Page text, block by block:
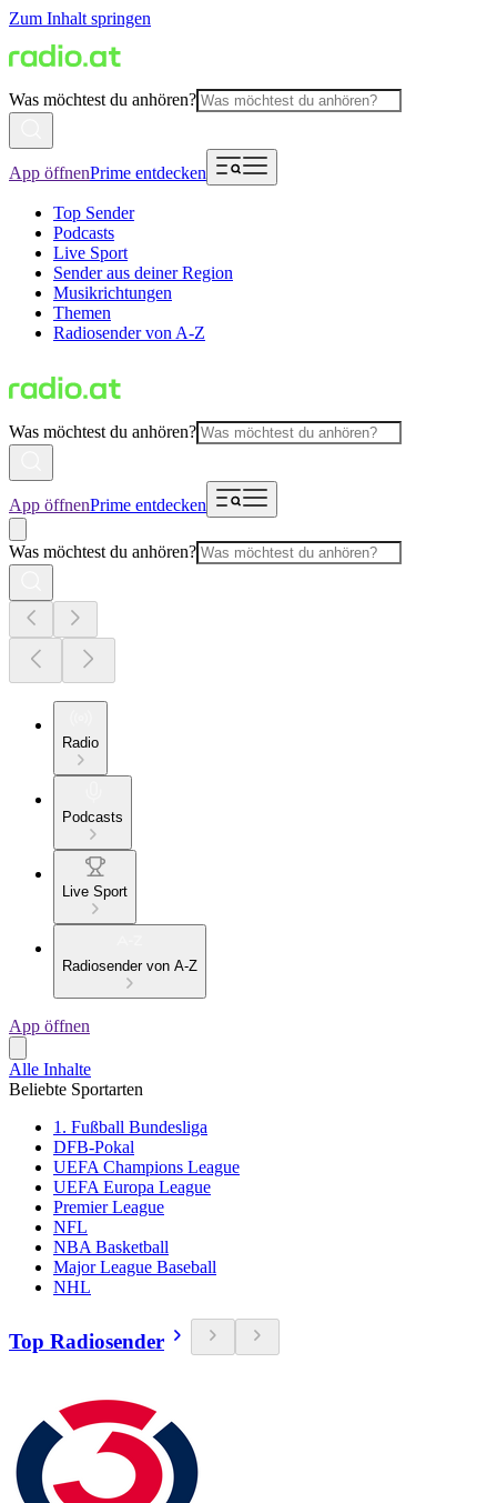
Zum Inhalt springen
Was möchtest du anhören?
App öffnenPrime entdecken
Top Sender
Podcasts
Live Sport
Sender aus deiner Region
Musikrichtungen
Themen
Radiosender von A-Z
Was möchtest du anhören?
App öffnenPrime entdecken
Was möchtest du anhören?
Radio
Podcasts
Live Sport
Radiosender von A-Z
App öffnen
Alle Inhalte
Beliebte Sportarten
1. Fußball Bundesliga
DFB-Pokal
UEFA Champions League
UEFA Europa League
Premier League
NFL
NBA Basketball
Major League Baseball
NHL
Top Radiosender